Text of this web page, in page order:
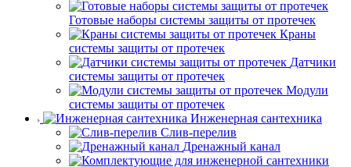
Готовые наборы системы защиты от протечек
Краны
системы защиты от протечек
Датчики
системы защиты от протечек
Модули
системы защиты от протечек
Инженерная сантехника
Слив-перелив
Дренажный канал